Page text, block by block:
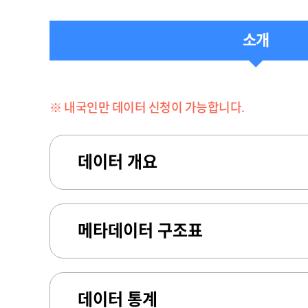
소개
※ 내국인만 데이터 신청이 가능합니다.
데이터 개요
메타데이터 구조표
데이터 통계